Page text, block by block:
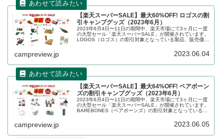
【楽天スーパーSALE】最大60%OFF! ロゴスの割
引キャンプグッズ（2023年6月）
2023年6月4日〜11日の期間中、楽天市場にて3ヶ月に一度
の大型セール「楽天スーパーSALE」が開催されています。
LOGOS（ロゴス）の割引対象となっている製品、販売価格
campreview.jp 2023.06.04
【楽天スーパーSALE】最大64%OFF! ベアボーン
ズの割引キャンプグッズ（2023年6月）
2023年6月4日〜11日の期間中、楽天市場にて3ヶ月に一度
の大型セール「楽天スーパーSALE」が開催されています。
BAREBONES（ベアボーンズ）の割引対象となっている製
campreview.jp 2023.06.05